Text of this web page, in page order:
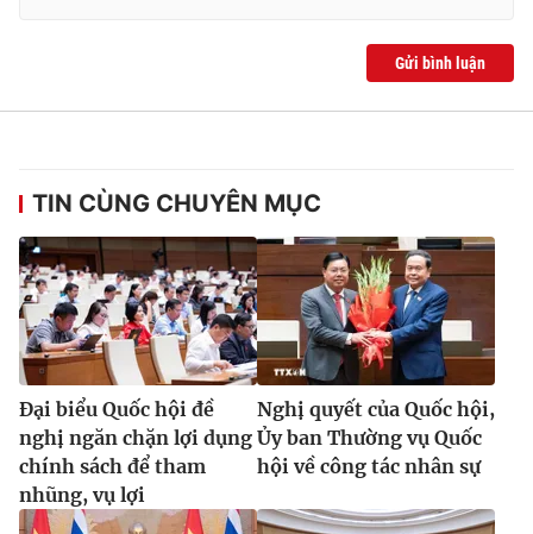
Gửi bình luận
TIN CÙNG CHUYÊN MỤC
Đại biểu Quốc hội đề
nghị ngăn chặn lợi dụng
chính sách để tham
nhũng, vụ lợi
Nghị quyết của Quốc hội,
Ủy ban Thường vụ Quốc
hội về công tác nhân sự